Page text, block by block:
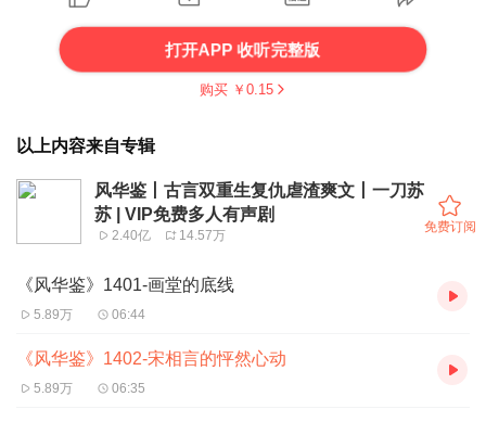
打开APP 收听完整版
购买 ￥ 0.15
以上内容来自专辑
风华鉴丨古言双重生复仇虐渣爽文丨一刀苏
苏 | VIP免费多人有声剧
2.40亿 14.57万
免费订阅
《风华鉴》1401-画堂的底线
5.89万 06:44
《风华鉴》1402-宋相言的怦然心动
5.89万 06:35